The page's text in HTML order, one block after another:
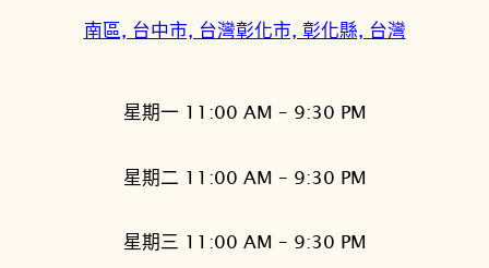
南區, 台中市, 台灣彰化市, 彰化縣, 台灣
星期一 11:00 AM – 9:30 PM
星期二 11:00 AM – 9:30 PM
星期三 11:00 AM – 9:30 PM